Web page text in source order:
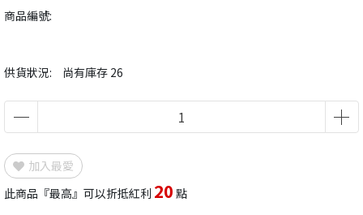
商品編號:
供貨狀況: 尚有庫存 26
加入最愛
此商品『最高』可以折抵紅利 20 點